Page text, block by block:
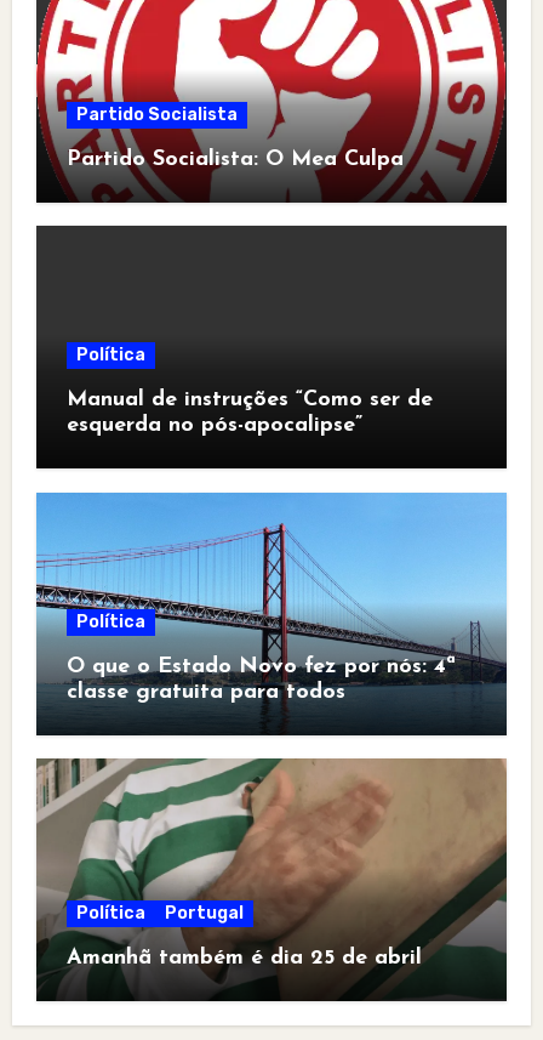
Partido Socialista
Partido Socialista: O Mea Culpa
Política
Manual de instruções “Como ser de
esquerda no pós-apocalipse”
Política
O que o Estado Novo fez por nós: 4ª
classe gratuita para todos
Política Portugal
Amanhã também é dia 25 de abril